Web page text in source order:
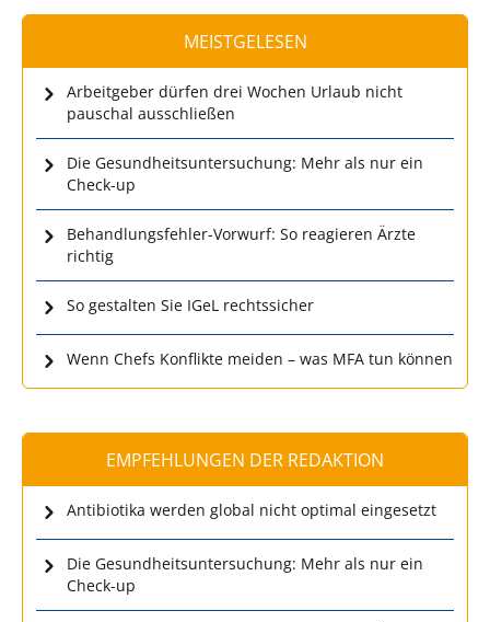
MEISTGELESEN
Arbeitgeber dürfen drei Wochen Urlaub nicht
pauschal ausschließen
Die Gesundheitsuntersuchung: Mehr als nur ein
Check-up
Behandlungsfehler-Vorwurf: So reagieren Ärzte
richtig
So gestalten Sie IGeL rechtssicher
Wenn Chefs Konflikte meiden – was MFA tun können
EMPFEHLUNGEN DER REDAKTION
Antibiotika werden global nicht optimal eingesetzt
Die Gesundheitsuntersuchung: Mehr als nur ein
Check-up